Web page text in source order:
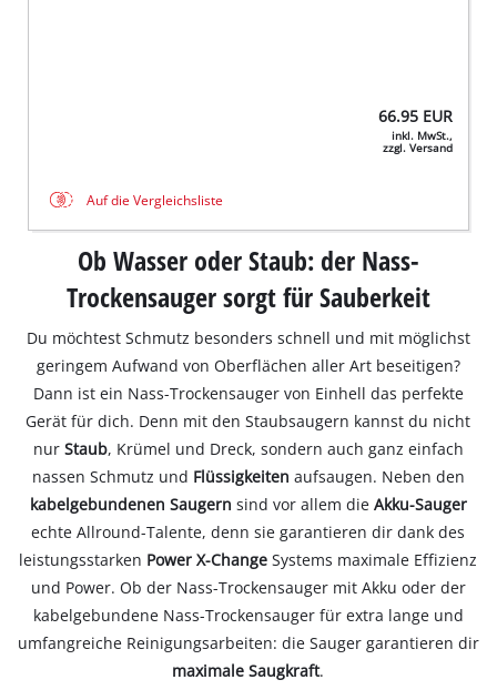
66.95 EUR
inkl. MwSt.,
zzgl. Versand
Auf die Vergleichsliste
Ob Wasser oder Staub: der Nass-
Trockensauger sorgt für Sauberkeit
Du möchtest Schmutz besonders schnell und mit möglichst
geringem Aufwand von Oberflächen aller Art beseitigen?
Dann ist ein Nass-Trockensauger von Einhell das perfekte
Gerät für dich. Denn mit den Staubsaugern kannst du nicht
nur Staub, Krümel und Dreck, sondern auch ganz einfach
nassen Schmutz und Flüssigkeiten aufsaugen. Neben den
kabelgebundenen Saugern sind vor allem die Akku-Sauger
echte Allround-Talente, denn sie garantieren dir dank des
leistungsstarken Power X-Change Systems maximale Effizienz
und Power. Ob der Nass-Trockensauger mit Akku oder der
kabelgebundene Nass-Trockensauger für extra lange und
umfangreiche Reinigungsarbeiten: die Sauger garantieren dir
maximale Saugkraft.